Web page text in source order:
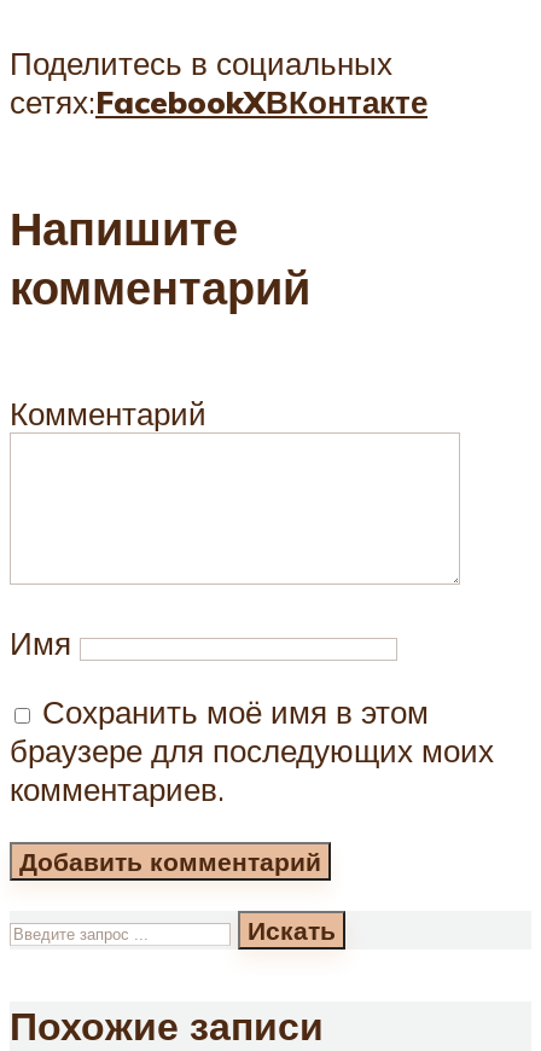
Поделитесь в социальных
сетях:FacebookXВКонтакте
Напишите
комментарий
Комментарий
Имя
Сохранить моё имя в этом
браузере для последующих моих
комментариев.
Искать
Похожие записи